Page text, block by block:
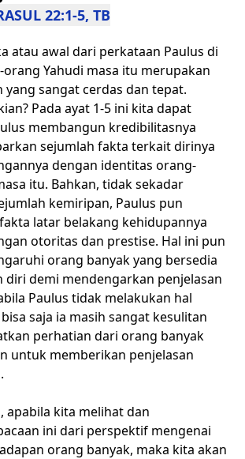
22:1-5, TB
atau awal dari perkataan Paulus di
Yahudi masa itu merupakan
yang sangat cerdas dan tepat.
Pada ayat 1-5 ini kita dapat
membangun kredibilitasnya
sejumlah fakta terkait dirinya
dengan identitas orang-
itu. Bahkan, tidak sekadar
kemiripan, Paulus pun
latar belakang kehidupannya
otoritas dan prestise. Hal ini pun
orang banyak yang bersedia
diri demi mendengarkan penjelasan
Paulus tidak melakukan hal
saja ia masih sangat kesulitan
perhatian dari orang banyak
untuk memberikan penjelasan
apabila kita melihat dan
ini dari perspektif mengenai
orang banyak, maka kita akan